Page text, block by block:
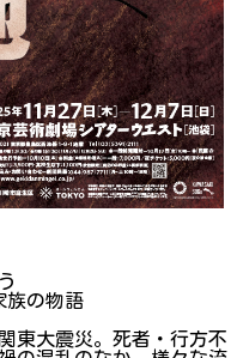
族の物語
東大震災。死者・行方不